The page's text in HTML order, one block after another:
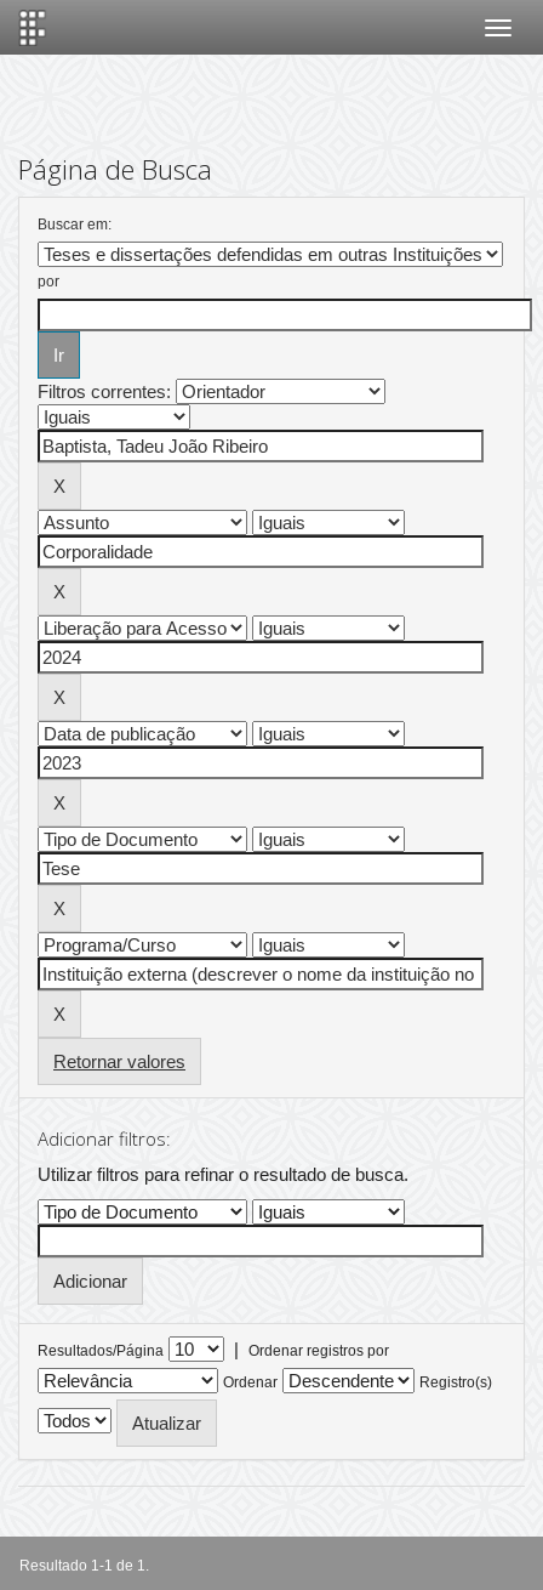
Página de Busca
Buscar em:
por
Filtros correntes:
Retornar valores
Adicionar filtros:
Utilizar filtros para refinar o resultado de busca.
Resultados/Página |
Ordenar registros por
Ordenar
Registro(s)
Resultado 1-1 de 1.